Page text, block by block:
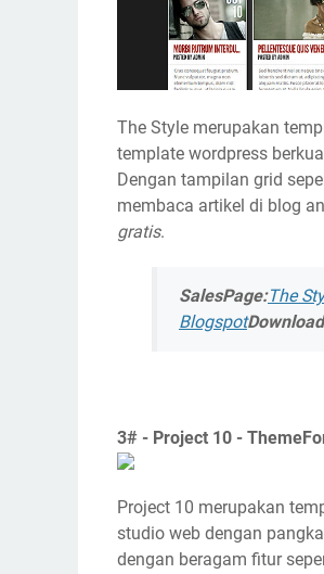
The Style merupakan
template wordpress
Dengan tampilan grid
membaca artikel di blog
gratis.
SalesPage:The
Blogspot
3# - Project 10 -
Project 10 merupakan
studio web dengan
dengan beragam fitur